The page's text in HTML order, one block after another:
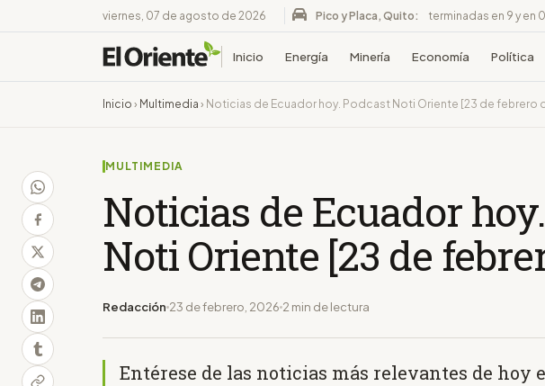
viernes, 07 de agosto de 2026 Pico y Placa, Quito: terminadas en 9 y en 0
Inicio Energía Minería Economía Política
Inicio › Multimedia › Noticias de Ecuador hoy. Podcast Noti Oriente [23 de febrero
MULTIMEDIA
Noticias de Ecuador
Noti Oriente [23 de
Redacción 23 de febrero, 2026 2 min de lectura
Entérese de las noticias más relevantes de hoy